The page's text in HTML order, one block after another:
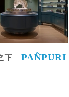
下 PAÑPURI